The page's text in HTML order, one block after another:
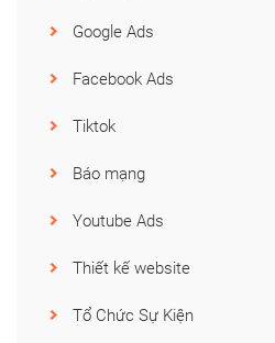
Google Ads
Facebook Ads
Tiktok
Báo mạng
Youtube Ads
Thiết kế website
Tổ Chức Sự Kiện